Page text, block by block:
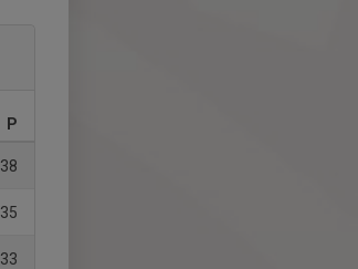
P
38
35
33